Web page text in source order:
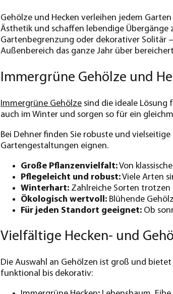
Gehölze und Hecken verleihen jedem
Ästhetik und schaffen lebendige Übergänge
Gartenbegrenzung oder dekorativer Solitär
Außenbereich das ganze Jahr über
Immergrüne Gehölze und
Immergrüne Gehölze sind die ideale Lösung
auch im Winter und sorgen so für ein
Bei Dehner finden Sie robuste und
Gartengestaltungen eignen.
Große Pflanzenvielfalt:Von
Pflegeleicht und robust:Viele Arten
Winterhart: Zahlreiche Sorten
Ökologisch wertvoll: Blühende
Für jeden Standort geeignet: Ob
Vielfältige Hecken- und
Die Auswahl an Gehölzen ist groß und
funktional bis dekorativ: